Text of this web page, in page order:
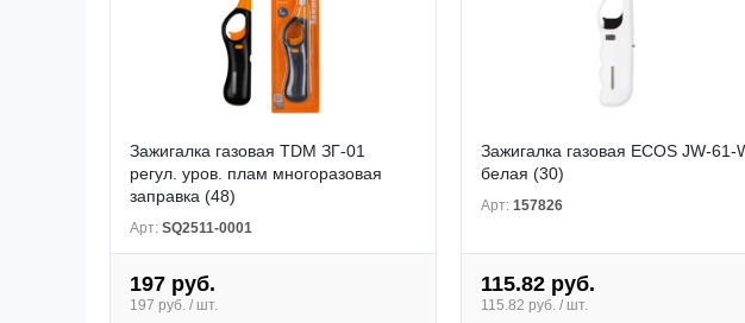
Зажигалка газовая TDM ЗГ-01
регул. уров. плам многоразовая
заправка (48)
Арт: SQ2511-0001
197 руб.
197 руб. / шт.
Зажигалка газовая ECOS JW-61-
белая (30)
Арт: 157826
115.82 руб.
115.82 руб. / шт.